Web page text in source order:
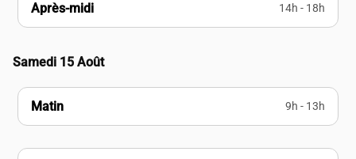
Après-midi 14h - 18h
Samedi 15 Août
Matin 9h - 13h